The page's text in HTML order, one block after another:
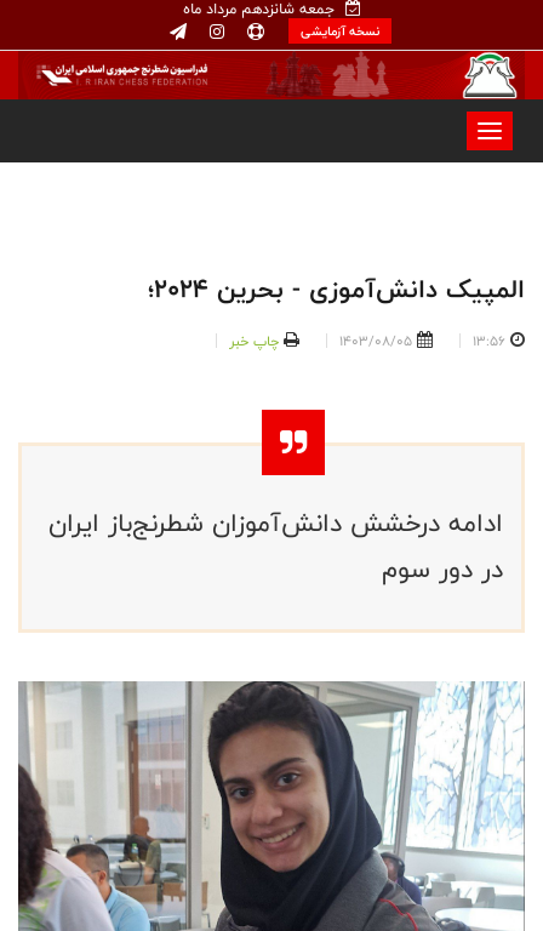
جمعه شانزدهم مرداد ماه
نسخه آزمایشی
المپیک دانش‌آموزی - بحرین 2024؛
13:56
1403/08/05 چاپ خبر
ادامه درخشش دانش‌آموزان شطرنج‌باز ایران
در دور سوم ‌